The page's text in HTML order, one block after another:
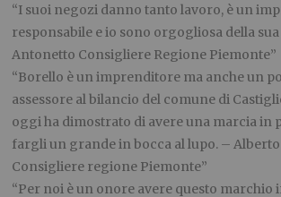
“I suoi negozi danno tanto lavoro, è un
responsabile e io sono orgogliosa della
Antonetto Consigliere Regione Piemonte”
“Borello è un imprenditore ma anche un
assessore al bilancio del comune di
oggi ha dimostrato di avere una marcia in
fargli un grande in bocca al lupo. – Alberto
Consigliere regione Piemonte”
“Per noi è un onore avere questo marchio